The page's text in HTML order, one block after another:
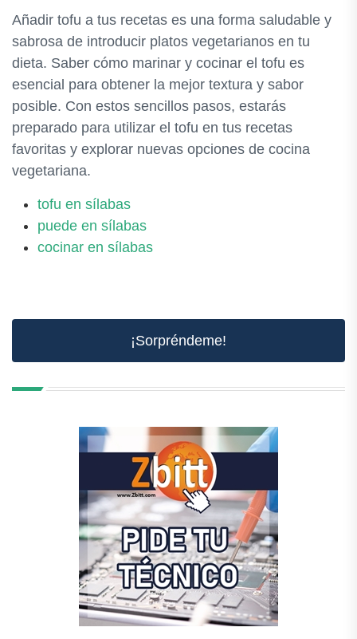
Añadir tofu a tus recetas es una forma saludable y
sabrosa de introducir platos vegetarianos en tu
dieta. Saber cómo marinar y cocinar el tofu es
esencial para obtener la mejor textura y sabor
posible. Con estos sencillos pasos, estarás
preparado para utilizar el tofu en tus recetas
favoritas y explorar nuevas opciones de cocina
vegetariana.
tofu en sílabas
puede en sílabas
cocinar en sílabas
¡Sorpréndeme!